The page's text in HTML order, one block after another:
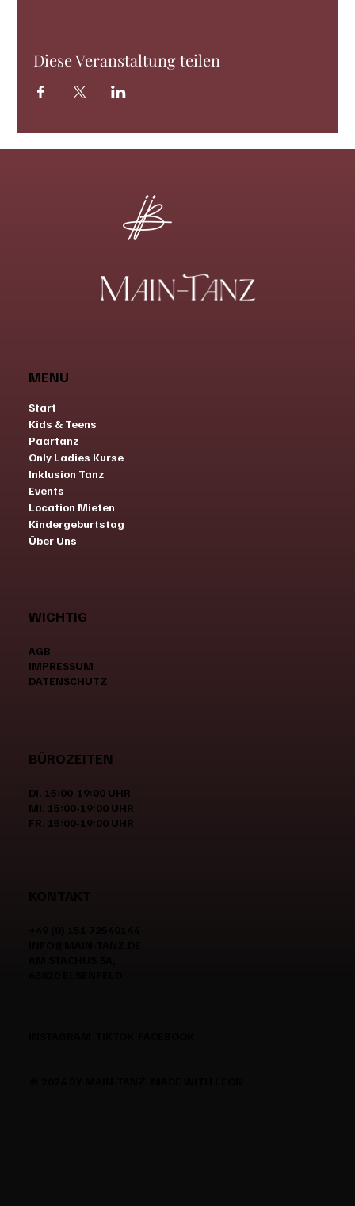
Diese Veranstaltung teilen
MENU
Start
Kids & Teens
Paartanz
Only Ladies Kurse
Inklusion Tanz
Events
Location Mieten
Kindergeburtstag
Über Uns
WICHTIG
AGB
IMPRESSUM
DATENSCHUTZ
BÜROZEITEN
DI. 15:00-19:00 UHR
MI. 15:00-19:00 UHR
FR. 15:00-19:00 UHR